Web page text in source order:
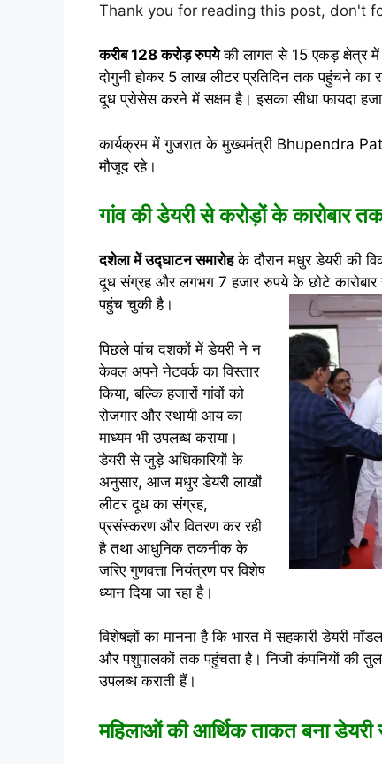
Thank you for reading this post, don't
करीब 128 करोड़ रुपयेकी लागत से 15 एकड़ क्षेत्र
दोगुनी होकर 5 लाख लीटर प्रतिदिन तक पहुंचने का
दूध प्रोसेस करने में सक्षम है। इसका सीधा फायदा
कार्यक्रम में गुजरात के मुख्यमंत्री Bhupendra
मौजूद रहे।
गांव की डेयरी से करोड़ों के कारोबार
दशेला में उद्घाटन समारोहके दौरान मधुर डेयरी की
दूध संग्रह और लगभग 7 हजार रुपये के छोटे
पहुंच चुकी है।
पिछले पांच दशकों में डेयरी ने न
केवल अपने नेटवर्क का विस्तार
किया, बल्कि हजारों गांवों को
रोजगार और स्थायी आय का
माध्यम भी उपलब्ध कराया।
डेयरी से जुड़े अधिकारियों के
अनुसार, आज मधुर डेयरी लाखों
लीटर दूध का संग्रह,
प्रसंस्करण और वितरण कर रही
है तथा आधुनिक तकनीक के
जरिए गुणवत्ता नियंत्रण पर विशेष
ध्यान दिया जा रहा है।
विशेषज्ञों का मानना है कि भारत में सहकारी डेयरी
और पशुपालकों तक पहुंचता है। निजी कंपनियों की
उपलब्ध कराती हैं।
महिलाओं की आर्थिक ताकत बना डेयरी